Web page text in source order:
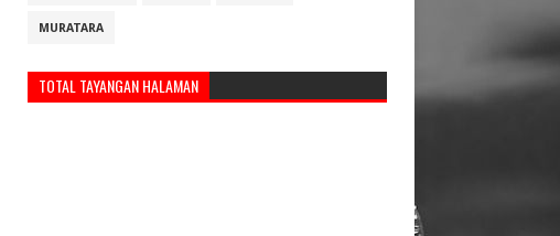
MURATARA
TOTAL TAYANGAN HALAMAN